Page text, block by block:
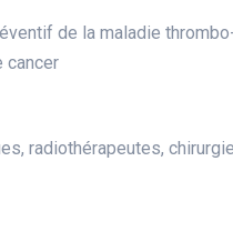
de la maladie
cancer
radiothérapeutes,